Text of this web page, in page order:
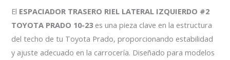
El ESPACIADOR TRASERO RIEL LATERAL IZQUIERDO #2
TOYOTA PRADO 10-23 es una pieza clave en la estructura
del techo de tu Toyota Prado, proporcionando estabilidad
y ajuste adecuado en la carrocería. Diseñado para modelos